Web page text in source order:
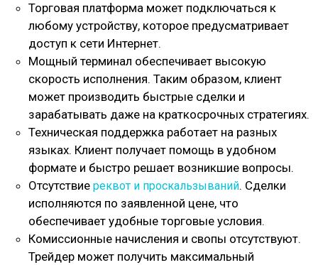
Торговая платформа может подключаться к
любому устройству, которое предусматривает
доступ к сети Интернет.
Мощный терминал обеспечивает высокую
скорость исполнения. Таким образом, клиент
может производить быстрые сделки и
зарабатывать даже на краткосрочных стратегиях.
Техническая поддержка работает на разных
языках. Клиент получает помощь в удобном
формате и быстро решает возникшие вопросы.
Отсутствие реквот и проскальзываний. Сделки
исполняются по заявленной цене, что
обеспечивает удобные торговые условия.
Комиссионные начисления и свопы отсутствуют.
Трейдер может получить максимальный